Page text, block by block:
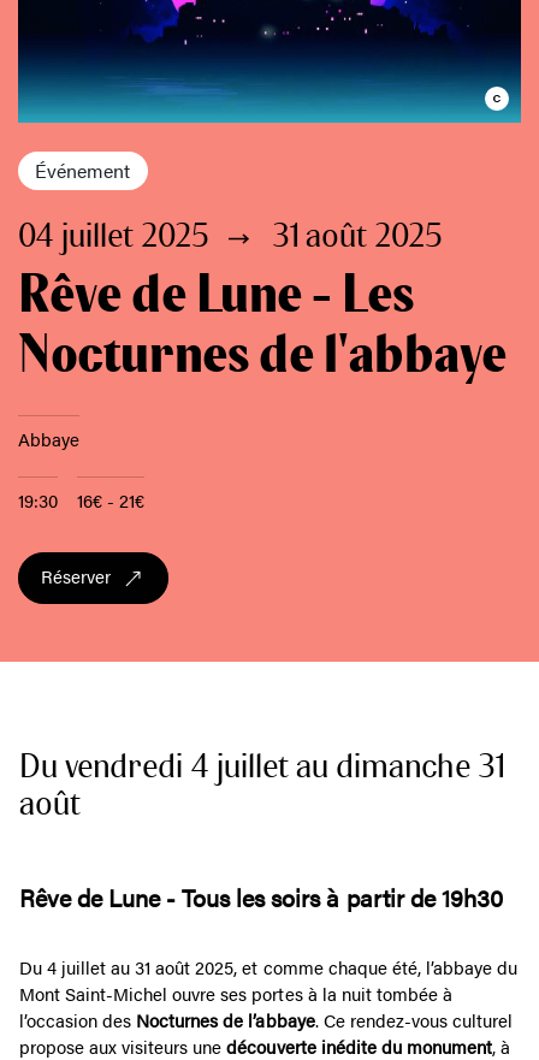
Événement
04 juillet 2025 31 août 2025
Rêve de Lune - Les
Nocturnes de l'abbaye
Abbaye
19:30 16€ - 21€
Réserver
Du vendredi 4 juillet au dimanche 31
août
Rêve de Lune - Tous les soirs à partir de 19h30
Du 4 juillet au 31 août 2025, et comme chaque été, l’abbaye du
Mont Saint-Michel ouvre ses portes à la nuit tombée à
l’occasion des Nocturnes de l’abbaye. Ce rendez-vous culturel
propose aux visiteurs unedécouverte inédite du monument, à